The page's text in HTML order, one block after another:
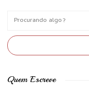
Quem Escreve